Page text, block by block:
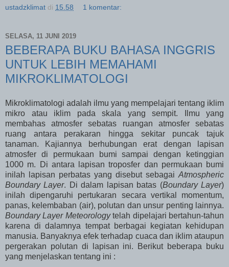
ustadzklimat di 15.58 1 komentar:
SELASA, 11 JUNI 2019
BEBERAPA BUKU BAHASA INGGRIS
UNTUK LEBIH MEMAHAMI
MIKROKLIMATOLOGI
Mikroklimatologi adalah ilmu yang mempelajari tentang iklim
mikro atau iklim pada skala yang sempit. Ilmu yang
membahas atmosfer sebatas ruangan atmosfer sebatas
ruang antara perakaran hingga sekitar puncak tajuk
tanaman. Kajiannya berhubungan erat dengan lapisan
atmosfer di permukaan bumi sampai dengan ketinggian
1000 m. Di antara lapisan troposfer dan permukaan bumi
inilah lapisan perbatas yang disebut sebagai Atmospheric
Boundary Layer. Di dalam lapisan batas (Boundary Layer)
inilah dipengaruhi pertukaran secara vertikal momentum,
panas, kelembaban (air), polutan dan unsur penting lainnya.
Boundary Layer Meteorologytelah dipelajari bertahun-tahun
karena di dalamnya tempat berbagai kegiatan kehidupan
manusia. Banyaknya efek terhadap cuaca dan iklim ataupun
pergerakan polutan di lapisan ini. Berikut beberapa buku
yang menjelaskan tentang ini :